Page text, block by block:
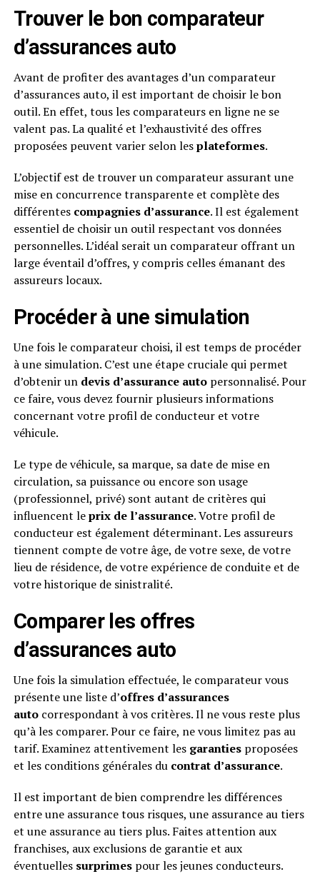
Trouver le bon comparateur
d’assurances auto
Avant de profiter des avantages d’un comparateur
d’assurances auto, il est important de choisir le bon
outil. En effet, tous les comparateurs en ligne ne se
valent pas. La qualité et l’exhaustivité des offres
proposées peuvent varier selon lesplateformes.
L’objectif est de trouver un comparateur assurant une
mise en concurrence transparente et complète des
différentes compagnies d’assurance. Il est également
essentiel de choisir un outil respectant vos données
personnelles. L’idéal serait un comparateur offrant un
large éventail d’offres, y compris celles émanant des
assureurs locaux.
Procéder à une simulation
Une fois le comparateur choisi, il est temps de procéder
à une simulation. C’est une étape cruciale qui permet
d’obtenir un devis d’assurance autopersonnalisé. Pour
ce faire, vous devez fournir plusieurs informations
concernant votre profil de conducteur et votre
véhicule.
Le type de véhicule, sa marque, sa date de mise en
circulation, sa puissance ou encore son usage
(professionnel, privé) sont autant de critères qui
influencent leprix de l’assurance. Votre profil de
conducteur est également déterminant. Les assureurs
tiennent compte de votre âge, de votre sexe, de votre
lieu de résidence, de votre expérience de conduite et de
votre historique de sinistralité.
Comparer les offres
d’assurances auto
Une fois la simulation effectuée, le comparateur vous
présente une liste d’offres d’assurances
autocorrespondant à vos critères. Il ne vous reste plus
qu’à les comparer. Pour ce faire, ne vous limitez pas au
tarif. Examinez attentivement les garantiesproposées
et les conditions générales du contrat d’assurance.
Il est important de bien comprendre les différences
entre une assurance tous risques, une assurance au tiers
et une assurance au tiers plus. Faites attention aux
franchises, aux exclusions de garantie et aux
éventuelles surprimespour les jeunes conducteurs.